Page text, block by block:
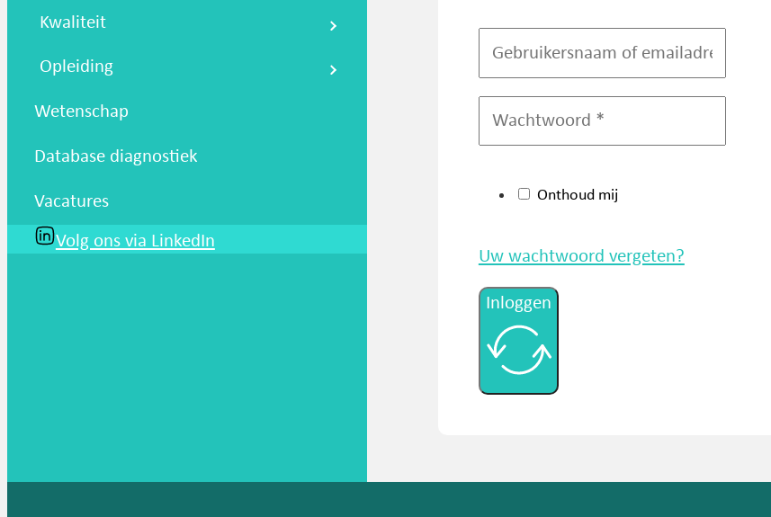
Kwaliteit
Opleiding
Wetenschap
Database diagnostiek
Vacatures
Volg ons via LinkedIn
Onthoud mij
Uw wachtwoord vergeten?
Inloggen